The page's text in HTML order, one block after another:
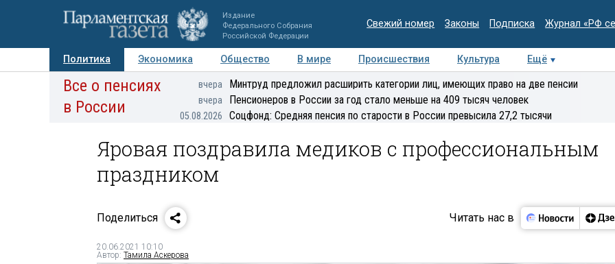
Издание
Федерального Собрания
Российской Федерации
Свежий номер Законы Подписка Журнал «РФ
Политика Экономика Общество В мире Происшествия Культура
Ещё
Авторы Персоны Мнения Регионы Медиацентр Интервью Колумнисты
Все о пенсиях
в России
вчера Минтруд предложил расширить категории лиц, имеющих право на две пенсии
вчера Пенсионеров в России за год стало меньше на 409 тысяч человек
05.08.2026 Соцфонд: Средняя пенсия по старости в России превысила 27,2 тысячи
Яровая поздравила медиков с профессиональным
праздником
Поделиться Читать нас в
20.06.2021 10:10
Автор: Тамила Аскерова